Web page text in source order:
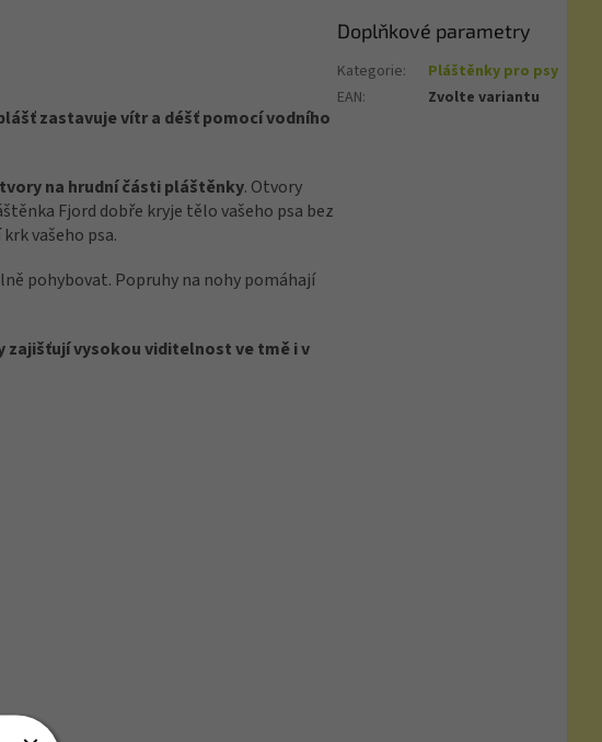
zastavuje vítr a déšť pomocí vodního
na hrudní části pláštěnky. Otvory
Fjord dobře kryje tělo vašeho psa bez
vašeho psa.
pohybovat. Popruhy na nohy pomáhají
vysokou viditelnost ve tmě i v
Doplňkové parametry
Kategorie:
Pláštěnky pro psy
EAN: Zvolte variantu